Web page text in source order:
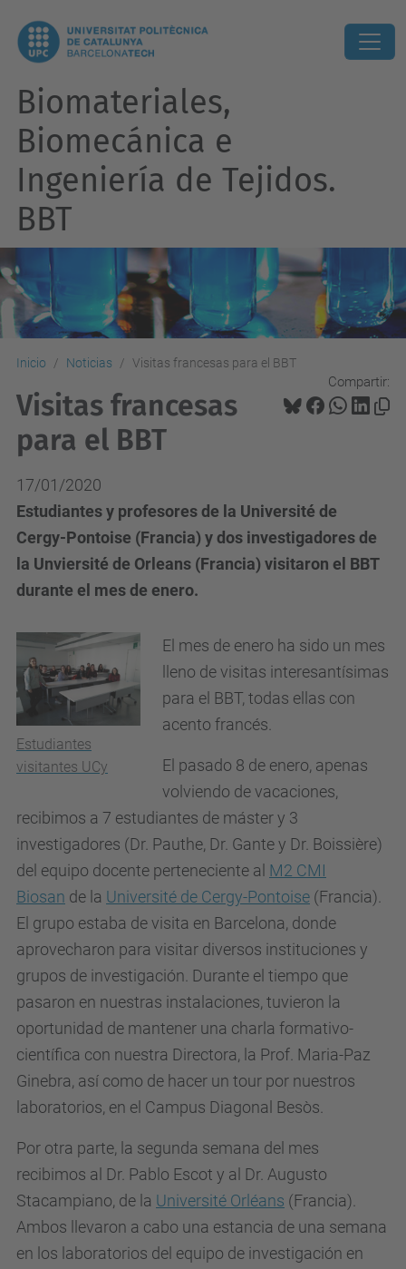
Biomateriales,
Biomecánica e
Ingeniería de Tejidos.
BBT
Inicio Noticias Visitas francesas para el BBT
Compartir:
Visitas francesas
para el BBT
17/01/2020
Estudiantes y profesores de la Université de
Cergy-Pontoise (Francia) y dos investigadores de
la Unviersité de Orleans (Francia) visitaron el BBT
durante el mes de enero.
Estudiantes
visitantes UCy
El mes de enero ha sido un mes
lleno de visitas interesantísimas
para el BBT, todas ellas con
acento francés.
El pasado 8 de enero, apenas
volviendo de vacaciones,
recibimos a 7 estudiantes de máster y 3
investigadores (Dr. Pauthe, Dr. Gante y Dr. Boissière)
del equipo docente perteneciente al M2 CMI
Biosan de la Université de Cergy-Pontoise (Francia).
El grupo estaba de visita en Barcelona, donde
aprovecharon para visitar diversos instituciones y
grupos de investigación. Durante el tiempo que
pasaron en nuestras instalaciones, tuvieron la
oportunidad de mantener una charla formativo-
científica con nuestra Directora, la Prof. Maria-Paz
Ginebra, así como de hacer un tour por nuestros
laboratorios, en el Campus Diagonal Besòs.
Por otra parte, la segunda semana del mes
recibimos al Dr. Pablo Escot y al Dr. Augusto
Stacampiano, de la Université Orléans (Francia).
Ambos llevaron a cabo una estancia de una semana
en los laboratorios del equipo de investigación en